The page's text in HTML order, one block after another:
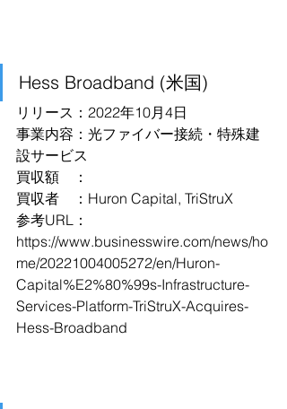
Hess Broadband (米国)
リリース：2022年10月4日
事業内容：光ファイバー接続・特殊建
設サービス
買収額　：
買収者　：Huron Capital, TriStruX
参考URL：
https://www.businesswire.com/news/ho
me/20221004005272/en/Huron-
Capital%E2%80%99s-Infrastructure-
Services-Platform-TriStruX-Acquires-
Hess-Broadband